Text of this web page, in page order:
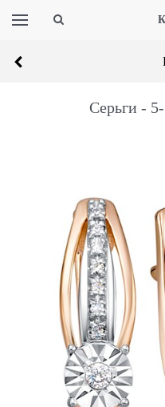
Серьги -